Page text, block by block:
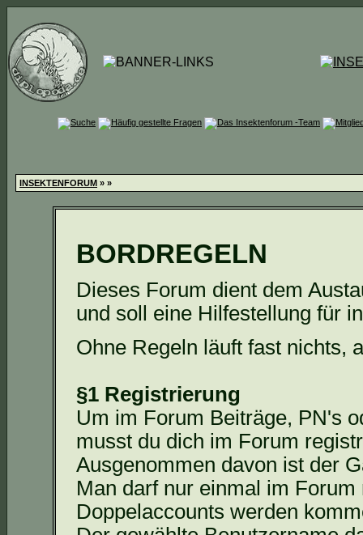
INSEKTENFORUM » »
BORDREGELN
Dieses Forum dient dem
und soll eine Hilfestellung für
Ohne Regeln läuft fast nichts,
§1 Registrierung
Um im Forum Beiträge, PN's
musst du dich im Forum
Ausgenommen davon ist der
Man darf nur einmal im
Doppelaccounts werden